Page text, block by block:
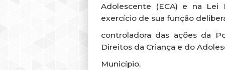
Adolescente (ECA) e na Lei
exercício de sua função
controladora das ações da
Direitos da Criança e do
Município,